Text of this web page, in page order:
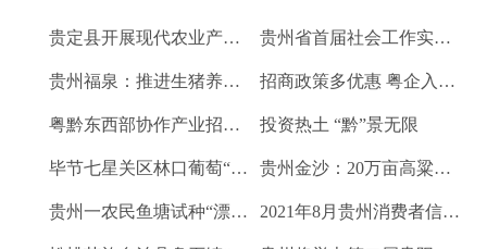
贵定县开展现代农业产业“稻+N”田间示范技术培训 贵州省首届社会工作实务技能大赛启动
贵州福泉：推进生猪养殖现代化 开创产业发展新格局 招商政策多优惠 粤企入黔得实惠
粤黔东西部协作产业招商对接会将于9月8日举行 投资热土 “黔”景无限
毕节七星关区林口葡萄“卖”进羊城 贵州金沙：20万亩高粱、2.67万亩烤烟喜获丰收
贵州一农民鱼塘试种“漂浮水稻”获成功 亩产千斤稻谷 2021年8月贵州消费者信心及健康指数创下新高